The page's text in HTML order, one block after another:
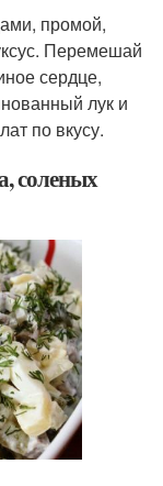
промой,
Перемешай
сердце,
лук и
по вкусу.
соленых